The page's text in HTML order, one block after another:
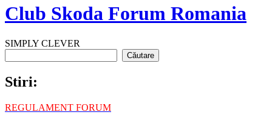
Club Skoda Forum Romania
SIMPLY CLEVER
Stiri:
REGULAMENT FORUM